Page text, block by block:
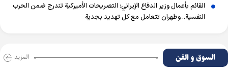
القائم بأعمال وزير الدفاع الإيراني: التصريحات الأميركية تندرج ضمن الحرب
النفسية.. وطهران تتعامل مع كل تهديد بجدية
السوق و الفن المزید